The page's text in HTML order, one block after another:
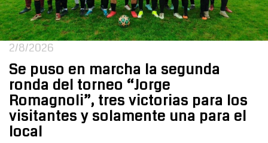
2/8/2026
Se puso en marcha la segunda
ronda del torneo “Jorge
Romagnoli”, tres victorias para los
visitantes y solamente una para el
local